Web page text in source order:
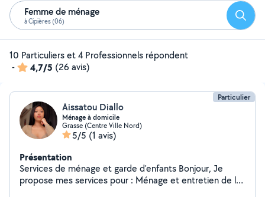
Femme de ménage
à Cipières (06)
10 Particuliers et 4 Professionnels répondent
-
4,7/5 (26 avis)
Particulier
Aissatou Diallo
Ménage à domicile
Grasse (Centre Ville Nord)
5/5 (1 avis)
Présentation
Services de ménage et garde d'enfants Bonjour, Je
propose mes services pour : Ménage et entretien de la